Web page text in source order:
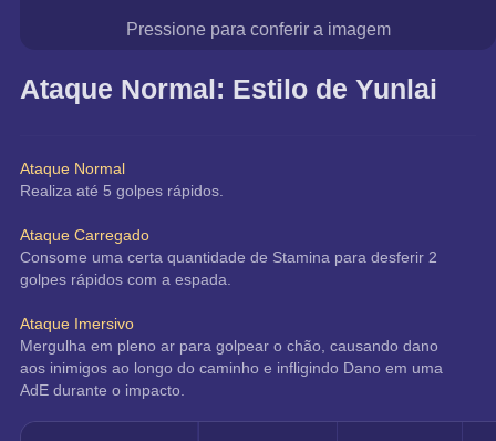
Pressione para conferir a imagem
Ataque Normal: Estilo de Yunlai
Ataque Normal
Realiza até 5 golpes rápidos.
Ataque Carregado
Consome uma certa quantidade de Stamina para desferir 2
golpes rápidos com a espada.
Ataque Imersivo
Mergulha em pleno ar para golpear o chão, causando dano
aos inimigos ao longo do caminho e infligindo Dano em uma
AdE durante o impacto.